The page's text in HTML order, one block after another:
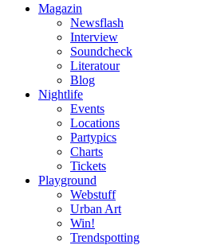
Magazin
Newsflash
Interview
Soundcheck
Literatour
Blog
Nightlife
Events
Locations
Partypics
Charts
Tickets
Playground
Webstuff
Urban Art
Win!
Trendspotting